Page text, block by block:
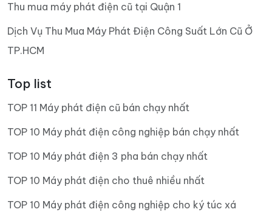
Thu mua máy phát điện cũ tại Quận 1
Dịch Vụ Thu Mua Máy Phát Điện Công Suất Lớn Cũ Ở
TP.HCM
Top list
TOP 11 Máy phát điện cũ bán chạy nhất
TOP 10 Máy phát điện công nghiệp bán chạy nhất
TOP 10 Máy phát điện 3 pha bán chạy nhất
TOP 10 Máy phát điện cho thuê nhiều nhất
TOP 10 Máy phát điện công nghiệp cho ký túc xá